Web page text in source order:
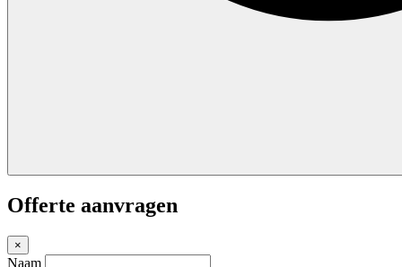
Offerte aanvragen
×
Naam